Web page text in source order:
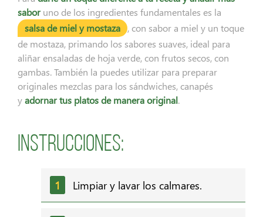
saboruno de los ingredientes fundamentales es la
salsa de miel y mostaza
, con sabor a miel y un toque
de mostaza, primando los sabores suaves, ideal para
aliñar ensaladas de hoja verde, con frutos secos, con
gambas. También la puedes utilizar para preparar
originales mezclas para los sándwiches, canapés
yadornar tus platos de manera original.
Instrucciones:
Limpiar y lavar los calmares.